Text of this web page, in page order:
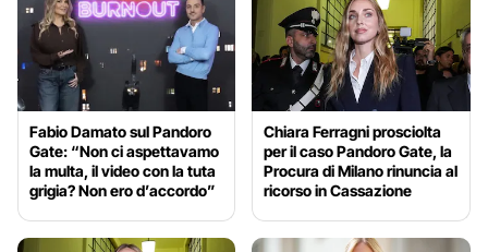
Fabio Damato sul Pandoro
Gate: “Non ci aspettavamo
la multa, il video con la tuta
grigia? Non ero d’accordo”
Chiara Ferragni prosciolta
per il caso Pandoro Gate, la
Procura di Milano rinuncia al
ricorso in Cassazione